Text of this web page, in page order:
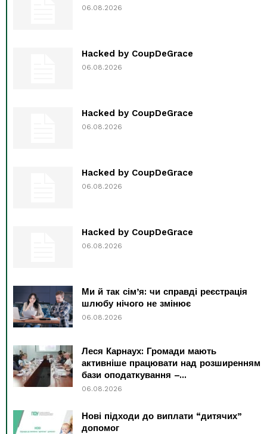
06.08.2026
Hacked by CoupDeGrace
06.08.2026
Hacked by CoupDeGrace
06.08.2026
Hacked by CoupDeGrace
06.08.2026
Hacked by CoupDeGrace
06.08.2026
Ми й так сім’я: чи справді реєстрація
шлюбу нічого не змінює
06.08.2026
Леся Карнаух: Громади мають
активніше працювати над розширенням
бази оподаткування –...
06.08.2026
Нові підходи до виплати “дитячих”
допомог